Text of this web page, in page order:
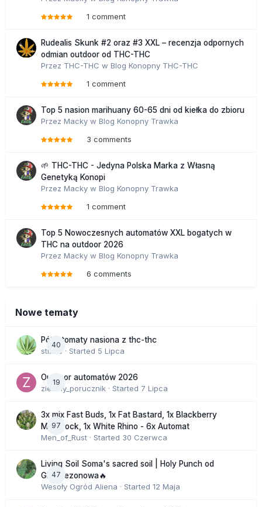
1 comment
Rudealis Skunk #2 oraz #3 XXL – recenzja odpornych
odmian outdoor od THC-THC
Przez THC-THC w Blog Konopny THC-THC
1 comment
Top 5 nasion marihuany 60-65 dni od kiełka do zbioru
Przez Macky w Blog Konopny Trawka
3 comments
🌱 THC-THC - Jedyna Polska Marka z Własną
Genetyką Konopi
Przez Macky w Blog Konopny Trawka
1 comment
Top 5 Nowoczesnych automatów XXL bogatych w
THC na outdoor 2026
Przez Macky w Blog Konopny Trawka
6 comments
Nowe tematy
40
Półautomaty nasiona z thc-thc
stix33 · Started 5 Lipca
19
Outdoor automatów 2026
zielony_porucznik · Started 7 Lipca
97
3x mix Fast Buds, 1x Fat Bastard, 1x Blackberry
Moonrock, 1x White Rhino - 6x Automat
Men_of_Rust · Started 30 Czerwca
47
Living Soil Soma's sacred soil | Holy Punch od
GHS sezonowa🔥
Wesoły Ogród Aliena · Started 12 Maja